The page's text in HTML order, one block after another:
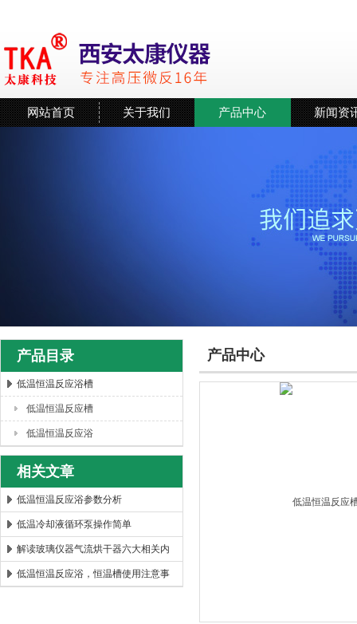
西安太康生物科技有限公司
网站首页 关于我们 产品中心 新闻资
产品目录
低温恒温反应浴槽
低温恒温反应槽
低温恒温反应浴
相关文章
低温恒温反应浴参数分析
低温冷却液循环泵操作简单
解读玻璃仪器气流烘干器六大相关内
容
低温恒温反应浴，恒温槽使用注意事
产品中心